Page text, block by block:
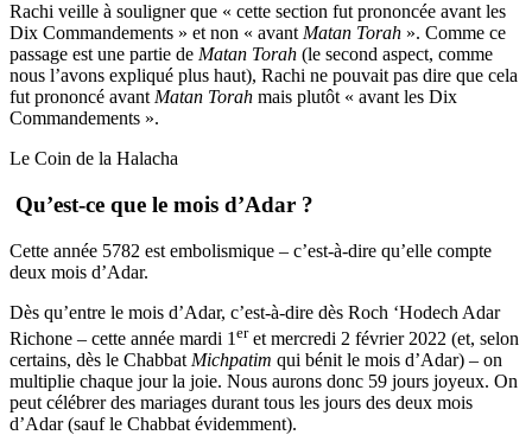
Rachi veille à souligner que « cette section fut prononcée avant les
Dix Commandements » et non « avant Matan Torah ». Comme ce
passage est une partie de Matan Torah (le second aspect, comme
nous l’avons expliqué plus haut), Rachi ne pouvait pas dire que cela
fut prononcé avant Matan Torah mais plutôt « avant les Dix
Commandements ».
Le Coin de la Halacha
Qu’est-ce que le mois d’Adar ?
Cette année 5782 est embolismique – c’est-à-dire qu’elle compte
deux mois d’Adar.
Dès qu’entre le mois d’Adar, c’est-à-dire dès Roch ‘Hodech Adar
Richone – cette année mardi 1 eret mercredi 2 février 2022 (et, selon
certains, dès le Chabbat Michpatim qui bénit le mois d’Adar) – on
multiplie chaque jour la joie. Nous aurons donc 59 jours joyeux. On
peut célébrer des mariages durant tous les jours des deux mois
d’Adar (sauf le Chabbat évidemment).